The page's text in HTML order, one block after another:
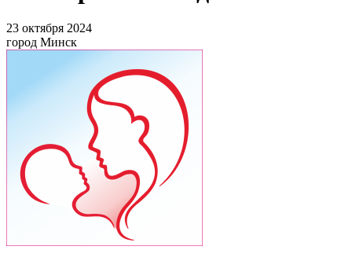
23 октября 2024
город Минск